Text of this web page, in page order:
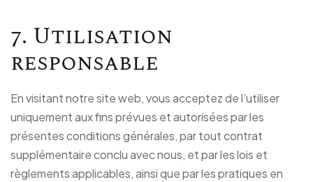
7. Utilisation
responsable
En visitant notre site web, vous acceptez de l’utiliser
uniquement aux fins prévues et autorisées par les
présentes conditions générales, par tout contrat
supplémentaire conclu avec nous, et par les lois et
règlements applicables, ainsi que par les pratiques en